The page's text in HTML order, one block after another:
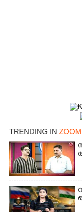
TRENDING IN ZOOM